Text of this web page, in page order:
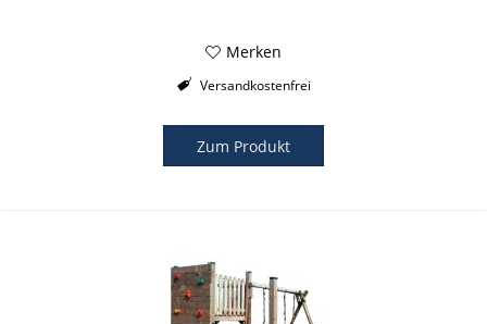
Merken
Versandkostenfrei
Zum Produkt